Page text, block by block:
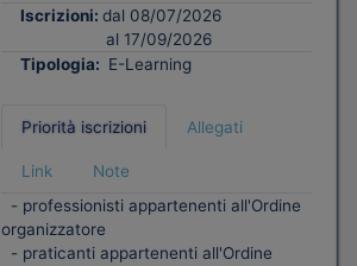
Iscrizioni: dal 08/07/2026
al 17/09/2026
Tipologia: E-Learning
Priorità iscrizioni Allegati
Link
Note
- professionisti appartenenti all'Ordine
organizzatore
- praticanti appartenenti all'Ordine